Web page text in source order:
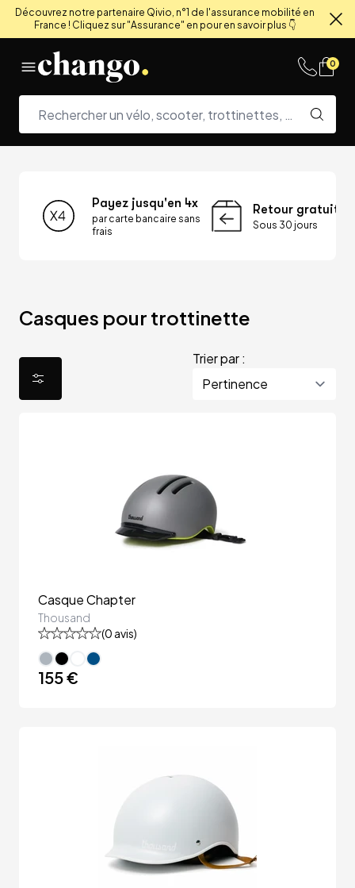
Découvrez notre partenaire Qivio, n°1 de l'assurance mobilité en
France ! Cliquez sur "Assurance" en pour en savoir plus 👇
0
Payez jusqu'en 4x
par carte bancaire sans
frais
Retour gratuit
Sous 30 jours
Casques pour trottinette
Trier par :
Casque Chapter
Thousand
(0 avis)
155 €